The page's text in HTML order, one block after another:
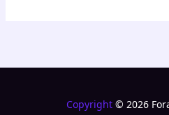
Copyright © 2026